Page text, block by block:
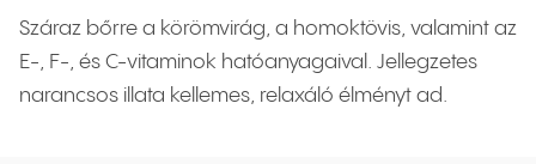
Száraz bőrre a körömvirág, a homoktövis, valamint az
E-, F-, és C-vitaminok hatóanyagaival. Jellegzetes
narancsos illata kellemes, relaxáló élményt ad.